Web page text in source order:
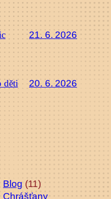
21. 6. 2026
děti 20. 6. 2026
Blog (11)
Chrášťany